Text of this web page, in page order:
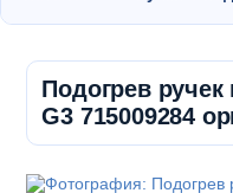
Подогрев ручек
G3 715009284